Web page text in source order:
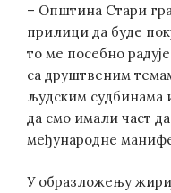
– Општина Стари
прилици да буде
то ме посебно
са друштвеним
људским судбинама
да смо имали част
међународне
У образложењу